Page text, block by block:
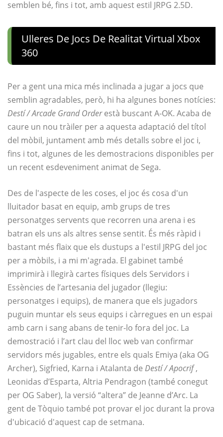
semblen bé, fins i tot, amb aquest estil JRPG 2.5D.
Ulleres De Jocs De Realitat Virtual Xbox
360
Per a gent una mica més inclinada a jugar a jocs que
semblin agradables, però, hi ha algunes bones notícies:
Destí / Arcade Grand Orderestà buscant A-OK. Acaba de
caure un nou tràiler per a aquesta adaptació del títol
del mòbil, juntament amb més detalls sobre el joc i,
fins i tot, algunes de les demostracions disponibles per
un recent esdeveniment animat de Sega.
Des de l'aspecte de les coses, el joc és cosa d'un
lluitador basat en equip, amb grups de tres
personatges servents que recorren una arena i es
batran els uns als altres sense sentit. És més ràpid i
bastant més flaix que els dustups a l'estil JRPG del joc
per a mòbils, i a mi m'agrada. El gabinet també
imprimirà i llegirà cartes físiques dels Servidors i
Essències de l’artesania del jugador (llegiu:
personatges i equips), de manera que els jugadors
puguin muntar els seus equips i càrregues en un espai
amb carn i sang abans de tenir-lo fora del joc. La
demostració i l’art clau del lloc web van confirmar
servidors més jugables, entre els quals Emiya (aka OG
Archer), Sigfried, Karna i Atalanta de Destí / Apocrif,
Leonidas d’Esparta, Altria Pendragon (també conegut
per OG Saber), la versió “altera” de Jeanne d’Arc. La
gent de Tòquio també pot provar el joc durant la prova
d'ubicació d'aquest cap de setmana.